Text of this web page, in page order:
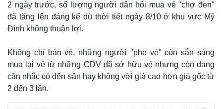
2 ngày trước, số lượng người dân hỏi mua vé "chợ đen"
đã tăng lên đáng kể dù thời tiết ngày 8/10 ở khu vực Mỹ
Đình không thuận lợi.
Không chỉ bán vé, những người "phe vé" còn sẵn sàng
mua lại vé từ những CĐV đã sở hữu vé nhưng còn đang
cân nhắc có đến sân hay không với giá cao hơn giá gốc từ
2 đến 3 lần.